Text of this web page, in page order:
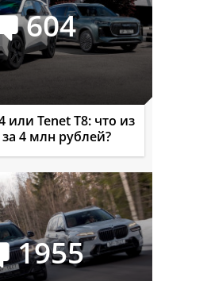
604
или Tenet T8: что из
4 млн рублей?
1955